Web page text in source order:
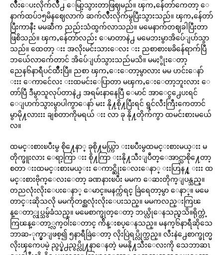
လိဳးေပးလိုက်လိဳ႕ ေမြာ့သွားတာဖြဈမည်။ ၾကႇန်ေတာ်ကေတာ့ ေ
နာက်ထပ်၁၅မိနဈေလာက် ဆက်လိဳးလိုက်မွပြီးသွားသည်။ ၾကႇန်ေတာ်
ပြီးကာနီး မမဆီက ညည်းသံထွက်လာသည်။ မမေနာက်တဈခါပြီးတာ
ဖြစိသည်။ ၾကႇန်ေတာ်လည်း ေမာတာနဲ႕ မမေဘးမွာအိပ်ေျပာ်သွာ
သည်။ ထေတာ့ းး အလိုးမင်းသားေလး းး ညစာစားၿခိန်ေရာက်ပြီ
ဘယ်ေလာက်ေတာင် အိပ်ေျပာ်သွားသည်မသိ။ မမႏွိုးေတာ့
ညေန၆နာရီပင်ထိဳးပြီ။ ညစာ ၾကႇေးေတာ့မွာလား မမ ဟင်းေနာ်
းးး ေကာင်ေလး းးထမင်းေပြာတာ မၾကႇေးေတာ့ဘူးလား ေ
တာ်ပြီ ဒီမွာသူလုပ်တာနဲ႕ အရမ်းနာနေပြီ ေမာင် အာေငွ႕ေပးရင်
ေျပာက်သွားမွာပါကွာေနာ် မးး နို႔စို႔ပြီးရင် ရွင်လီးကြီးကေတာင်
မွာမို႔လားးး ချစ်တာကိုမရယ် းး လာ ခု နို႔တိုက်ကွာ ထမင်းစားမယ်ေ
လ။
ထမင္းစားၿပီးမွ စို႔ေနာ္ ခုစို႔မယ္ကြာ းးၿပီးမွထမင္းစားမယ္းး မ
တိုက္ဖူးလား ေရာ့ကြာ းး စို႔ကြာ းးနို႔သီးျပဳတ္ေအာင္သာစို႔ေတာ့
စတာ းးထမင္းစားမယ္းး ေကာင္ဆိုးေလးေနာ္ းးဟြန႔္ းးး ထ
မင္းစားဗိုက္ေလးေတာ့ ခဏနားၿပီး မမက ေဆးတိုက္ျပန္သည္။
တညလုံးလိုးေပးေနာ္ ေမာင္။မနက္က်ရင္ ခြဲရေတာ့မွာ ေနာ္။ မမေ
တာင္းဆိုသလို မမကိုတစ္ညလုံးလိုးေပးသည္။ မမကလည္းကြၽ
န္ေတာ္လုပ္သမွ်ခံသည္။ မမေစာက္ဖုတ္ေတာ့ ဘယ္လိုေနသည္မသိ။ရိုက္တဲ့
ကြၽန္ေတာ့္လက္ဝါးေတာင္ က်ိန္းစပ္ေနသည္။ မနက္၆နာရီဆိုသေ
ဘာဆႋုက္မွာျဖစ္၍ ၅နာရီခြဲေတာ့ လိုးပြဲရပ္လိုက္သည္။ လီးနဲ႕ေစာက္ဖုတ္မ
လိုးၾကေပမဲ့ ညွပ္နဲ႕ညွပ္လို႔နာေနတဲ့ မမနို႔သီးေလးကို သေဘာဆၤ